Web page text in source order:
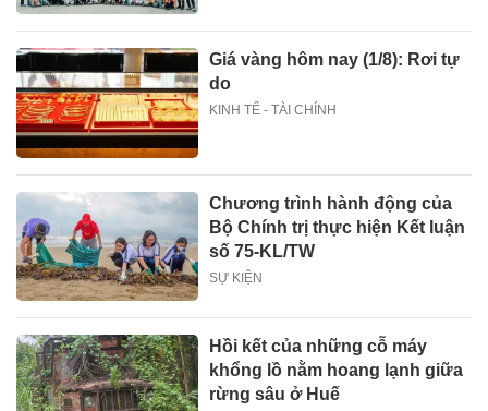
Giá vàng hôm nay (1/8): Rơi tự
do
KINH TẾ - TÀI CHÍNH
Chương trình hành động của
Bộ Chính trị thực hiện Kết luận
số 75-KL/TW
SỰ KIỆN
Hồi kết của những cỗ máy
khổng lồ nằm hoang lạnh giữa
rừng sâu ở Huế